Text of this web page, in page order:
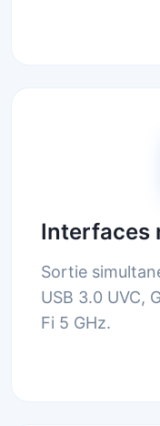
Interfaces
Sortie
USB 3.0 UVC,
Fi 5 GHz.